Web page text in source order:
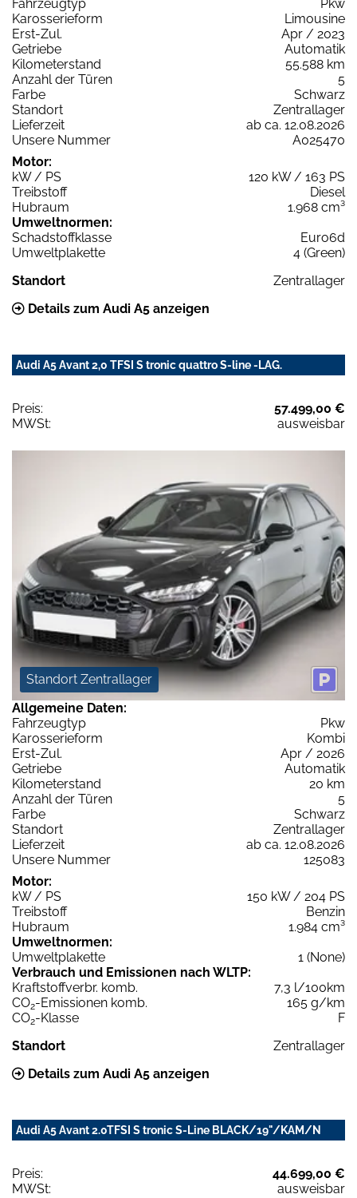
Fahrzeugtyp
Pkw
Karosserieform
Limousine
Erst-Zul.
Apr / 2023
Getriebe
Automatik
Kilometerstand
55.588 km
Anzahl der Türen
5
Farbe
Schwarz
Standort
Zentrallager
Lieferzeit
ab ca. 12.08.2026
Unsere Nummer
A025470
Motor:
kW / PS
120 kW / 163 PS
Treibstoff
Diesel
Hubraum
1.968 cm³
Umweltnormen:
Schadstoffklasse
Euro6d
Umweltplakette
4 (Green)
Standort
Zentrallager
Details zum Audi A5 anzeigen
Audi A5 Avant 2,0 TFSI S tronic quattro S-line -LAG.
Preis:
57.499,00 €
MWSt:
ausweisbar
Standort Zentrallager
Allgemeine Daten:
Fahrzeugtyp
Pkw
Karosserieform
Kombi
Erst-Zul.
Apr / 2026
Getriebe
Automatik
Kilometerstand
20 km
Anzahl der Türen
5
Farbe
Schwarz
Standort
Zentrallager
Lieferzeit
ab ca. 12.08.2026
Unsere Nummer
125083
Motor:
kW / PS
150 kW / 204 PS
Treibstoff
Benzin
Hubraum
1.984 cm³
Umweltnormen:
Umweltplakette
1 (None)
Verbrauch und Emissionen nach WLTP:
Kraftstoffverbr. komb.
7,3 l/100km
CO2-Emissionen komb.
165 g/km
CO2-Klasse
F
Standort
Zentrallager
Details zum Audi A5 anzeigen
Audi A5 Avant 2.0TFSI S tronic S-Line BLACK/19"/KAM/N
Preis:
44.699,00 €
MWSt:
ausweisbar